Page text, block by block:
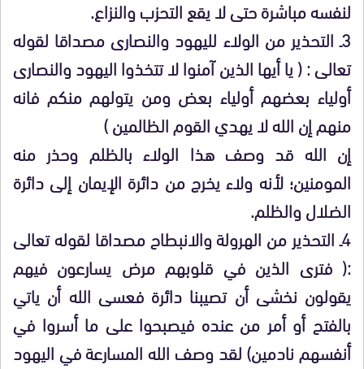
لنفسه مباشرة حتى لا يقع التحزب والنزاع.
3ـ التحذير من الولاء لليهود والنصارى مصداقا لقوله
تعالى : ( يا أيها الذين آمنوا لا تتخذوا اليهود والنصارى
أولياء بعضهم أولياء بعض ومن يتولهم منكم فانه
منهم إن الله لا يهدي القوم الظالمين )
إن الله قد وصف هذا الولاء بالظلم وحذر منه
المومنين؛ لأنه ولاء يخرج من دائرة الإيمان إلى دائرة
الضلال والظلم.
4ـ التحذير من الهرولة والانبطاح مصداقا لقوله تعالى
:( فترى الذين في قلوبهم مرض يسارعون فيهم
يقولون نخشى أن تصيبنا دائرة فعسى الله أن ياتي
بالفتح أو أمر من عنده فيصبحوا على ما أسروا في
أنفسهم نادمين) لقد وصف الله المسارعة في اليهود